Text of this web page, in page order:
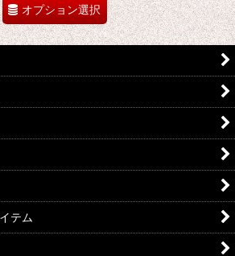
オプション選択
テム